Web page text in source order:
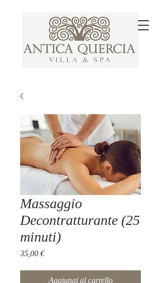
Massaggio
Decontratturante (25
minuti)
35,00 €Prezzo
Aggiungi al carrello